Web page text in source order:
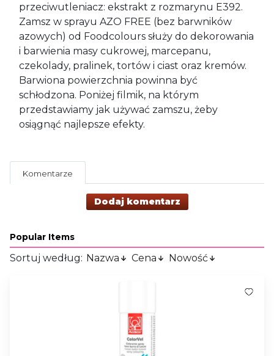
przeciwutleniacz: ekstrakt z rozmarynu E392.
Zamsz w sprayu AZO FREE (bez barwników
azowych) od Foodcolours służy do dekorowania
i barwienia masy cukrowej, marcepanu,
czekolady, pralinek, tortów i ciast oraz kremów.
Barwiona powierzchnia powinna być
schłodzona. Poniżej filmik, na którym
przedstawiamy jak używać zamszu, żeby
osiągnąć najlepsze efekty.
Komentarze
Dodaj komentarz
Popular Items
Sortuj według: Nazwa Cena Nowość